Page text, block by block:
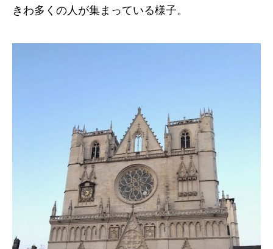
きわ多くの人が集まっている様子。